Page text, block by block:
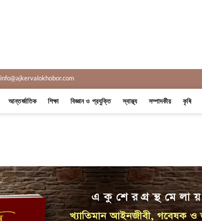
info@ajkervalokhobor.com
আন্তর্জাতিক শিক্ষা বিজ্ঞান ও প্রযুক্তি স্বাস্থ্য সম্পাদকীয় কৃষি